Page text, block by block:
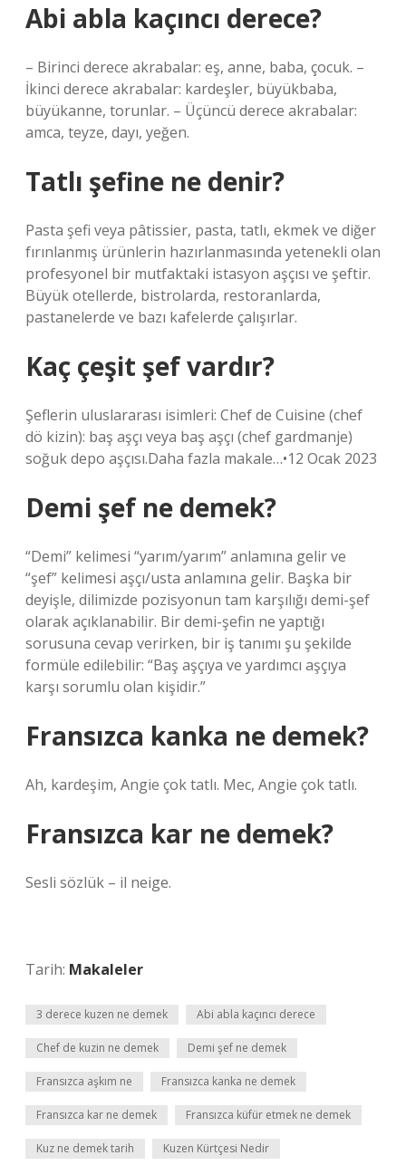
Abi abla kaçıncı derece?
– Birinci derece akrabalar: eş, anne, baba, çocuk. –
İkinci derece akrabalar: kardeşler, büyükbaba,
büyükanne, torunlar. – Üçüncü derece akrabalar:
amca, teyze, dayı, yeğen.
Tatlı şefine ne denir?
Pasta şefi veya pâtissier, pasta, tatlı, ekmek ve diğer
fırınlanmış ürünlerin hazırlanmasında yetenekli olan
profesyonel bir mutfaktaki istasyon aşçısı ve şeftir.
Büyük otellerde, bistrolarda, restoranlarda,
pastanelerde ve bazı kafelerde çalışırlar.
Kaç çeşit şef vardır?
Şeflerin uluslararası isimleri: Chef de Cuisine (chef
dö kizin): baş aşçı veya baş aşçı (chef gardmanje)
soğuk depo aşçısı.Daha fazla makale…•12 Ocak 2023
Demi şef ne demek?
“Demi” kelimesi “yarım/yarım” anlamına gelir ve
“şef” kelimesi aşçı/usta anlamına gelir. Başka bir
deyişle, dilimizde pozisyonun tam karşılığı demi-şef
olarak açıklanabilir. Bir demi-şefin ne yaptığı
sorusuna cevap verirken, bir iş tanımı şu şekilde
formüle edilebilir: “Baş aşçıya ve yardımcı aşçıya
karşı sorumlu olan kişidir.”
Fransızca kanka ne demek?
Ah, kardeşim, Angie çok tatlı. Mec, Angie çok tatlı.
Fransızca kar ne demek?
Sesli sözlük – il neige.
Tarih: Makaleler
3 derece kuzen ne demek Abi abla kaçıncı derece
Chef de kuzin ne demek Demi şef ne demek
Fransızca aşkım ne Fransızca kanka ne demek
Fransızca kar ne demek Fransızca küfür etmek ne demek
Kuz ne demek tarih Kuzen Kürtçesi Nedir